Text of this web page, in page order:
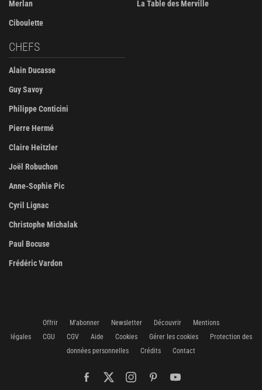
Merlan
Ciboulette
La Table des Merville
CHEFS
Alain Ducasse
Guy Savoy
Philippe Conticini
Pierre Hermé
Claire Heitzler
Joël Robuchon
Anne-Sophie Pic
Cyril Lignac
Christophe Michalak
Paul Bocuse
Frédéric Vardon
Offrir M'abonner Newsletter Découvrir
Mentions
légales
CGU CGV Aide Cookies Gérer les cookies
Protection des
données personnelles
Crédits Contact